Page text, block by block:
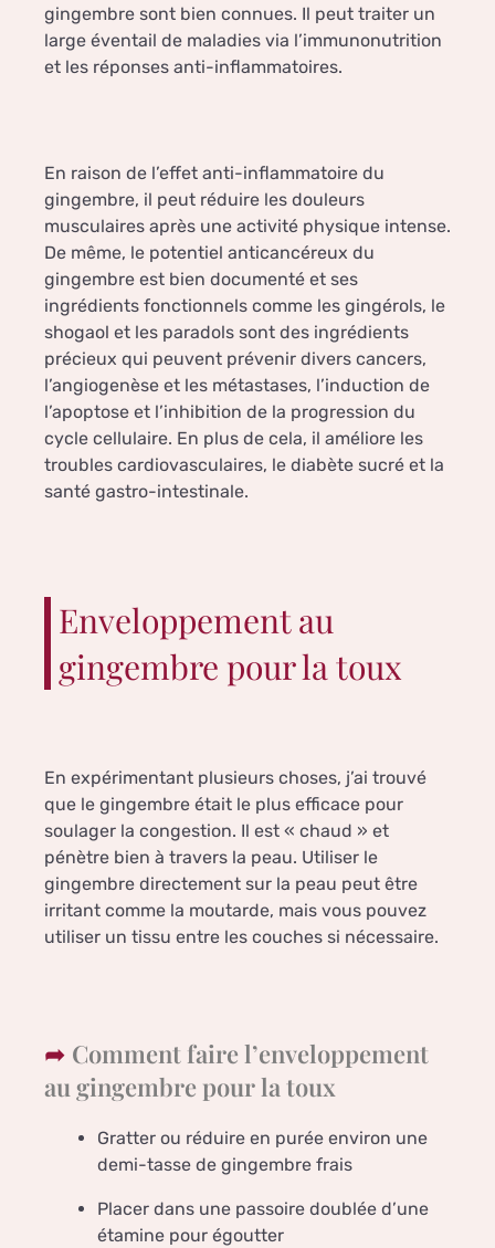
gingembre sont bien connues. Il peut traiter un
large éventail de maladies via l’immunonutrition
et les réponses anti-inflammatoires.
En raison de l’effet anti-inflammatoire du
gingembre, il peut réduire les douleurs
musculaires après une activité physique intense.
De même, le potentiel anticancéreux du
gingembre est bien documenté et ses
ingrédients fonctionnels comme les gingérols, le
shogaol et les paradols sont des ingrédients
précieux qui peuvent prévenir divers cancers,
l’angiogenèse et les métastases, l’induction de
l’apoptose et l’inhibition de la progression du
cycle cellulaire. En plus de cela, il améliore les
troubles cardiovasculaires, le diabète sucré et la
santé gastro-intestinale.
Enveloppement au
gingembre pour la toux
En expérimentant plusieurs choses, j’ai trouvé
que le gingembre était le plus efficace pour
soulager la congestion. Il est « chaud » et
pénètre bien à travers la peau. Utiliser le
gingembre directement sur la peau peut être
irritant comme la moutarde, mais vous pouvez
utiliser un tissu entre les couches si nécessaire.
Comment faire l’enveloppement
au gingembre pour la toux
Gratter ou réduire en purée environ une
demi-tasse de gingembre frais
Placer dans une passoire doublée d’une
étamine pour égoutter